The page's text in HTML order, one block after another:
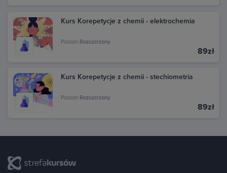
Kurs Korepetycje z chemii - elektrochemia
Poziom Rozszerzony
89zł
Kurs Korepetycje z chemii - stechiometria
Poziom Rozszerzony
89zł